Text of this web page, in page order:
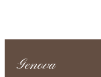
Genova